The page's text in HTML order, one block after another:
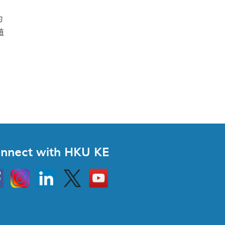
with HKU KE
InstagramLinkedin Twitter
Go
to
HKU